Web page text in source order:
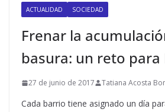
ACTUALIDAD SOCIEDAD
Frenar la
basura: un reto para
27 de junio de 2017 Tatiana Acosta
Cada barrio tiene asignado un día